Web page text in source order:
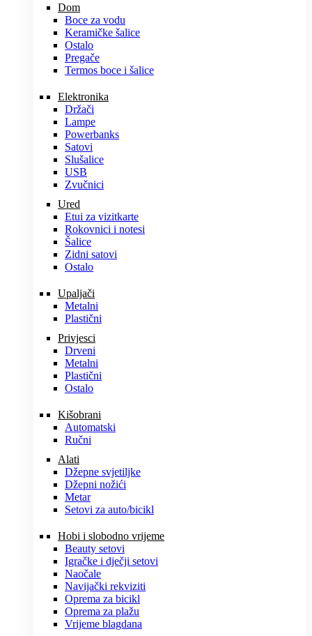
Dom
Boce za vodu
Keramičke šalice
Ostalo
Pregače
Termos boce i šalice
Elektronika
Držači
Lampe
Powerbanks
Satovi
Slušalice
USB
Zvučnici
Ured
Etui za vizitkarte
Rokovnici i notesi
Šalice
Zidni satovi
Ostalo
Upaljači
Metalni
Plastični
Privjesci
Drveni
Metalni
Plastični
Ostalo
Kišobrani
Automatski
Ručni
Alati
Džepne svjetiljke
Džepni nožići
Metar
Setovi za auto/bicikl
Hobi i slobodno vrijeme
Beauty setovi
Igračke i dječji setovi
Naočale
Navijački rekviziti
Oprema za bicikl
Oprema za plažu
Vrijeme blagdana